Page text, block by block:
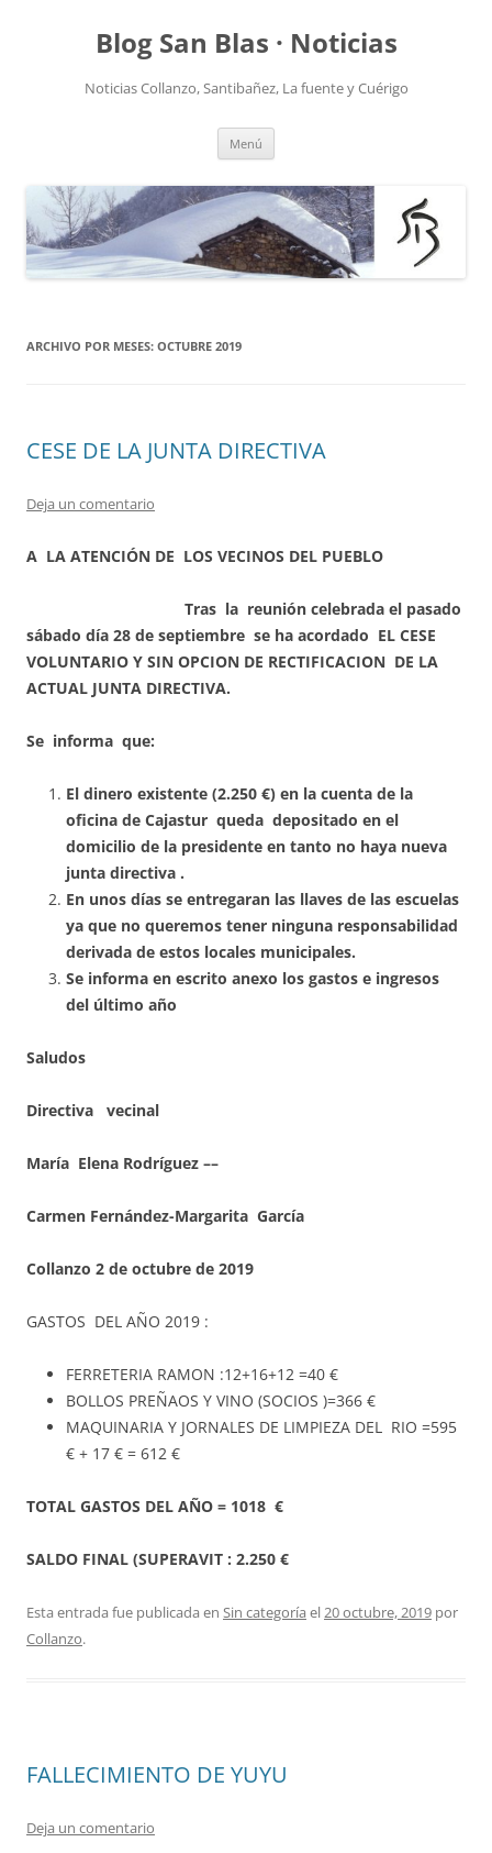
contenidoBlog San Blas · Noticias
Noticias Collanzo, Santibañez, La fuente y Cuérigo
Menú
ARCHIVO POR MESES: OCTUBRE 2019
CESE DE LA JUNTA DIRECTIVA
Deja un comentario
A LA ATENCIÓN DE LOS VECINOS DEL PUEBLO
Tras la reunión celebrada el pasado
sábado día 28 de septiembre se ha acordado EL CESE
VOLUNTARIO Y SIN OPCION DE RECTIFICACION DE LA
ACTUAL JUNTA DIRECTIVA.
Se informa que:
El dinero existente (2.250 €) en la cuenta de la
oficina de Cajastur queda depositado en el
domicilio de la presidente en tanto no haya nueva
junta directiva .
En unos días se entregaran las llaves de las escuelas
ya que no queremos tener ninguna responsabilidad
derivada de estos locales municipales.
Se informa en escrito anexo los gastos e ingresos
del último año
Saludos
Directiva vecinal
María Elena Rodríguez ––
Carmen Fernández-Margarita García
Collanzo 2 de octubre de 2019
GASTOS DEL AÑO 2019 :
FERRETERIA RAMON :12+16+12 =40 €
BOLLOS PREÑAOS Y VINO (SOCIOS )=366 €
MAQUINARIA Y JORNALES DE LIMPIEZA DEL RIO =595
€ + 17 € = 612 €
TOTAL GASTOS DEL AÑO = 1018 €
SALDO FINAL (SUPERAVIT : 2.250 €
Esta entrada fue publicada en Sin categoría el20 octubre, 2019 por
Collanzo.
FALLECIMIENTO DE YUYU
Deja un comentario